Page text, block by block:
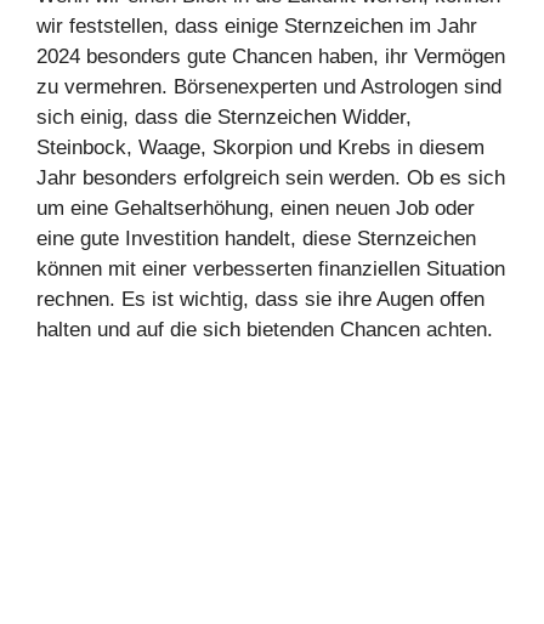
wir feststellen, dass einige Sternzeichen im Jahr
2024 besonders gute Chancen haben, ihr Vermögen
zu vermehren. Börsenexperten und Astrologen sind
sich einig, dass die Sternzeichen Widder,
Steinbock, Waage, Skorpion und Krebs in diesem
Jahr besonders erfolgreich sein werden. Ob es sich
um eine Gehaltserhöhung, einen neuen Job oder
eine gute Investition handelt, diese Sternzeichen
können mit einer verbesserten finanziellen Situation
rechnen. Es ist wichtig, dass sie ihre Augen offen
halten und auf die sich bietenden Chancen achten.